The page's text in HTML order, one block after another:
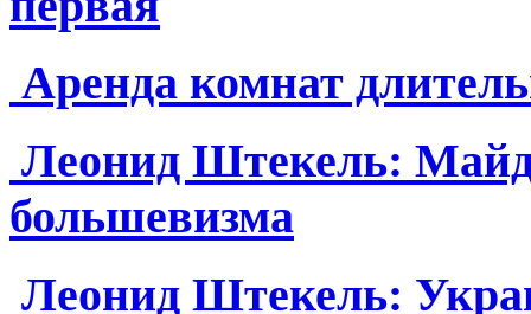
Украинская культура
украинизации и
первая